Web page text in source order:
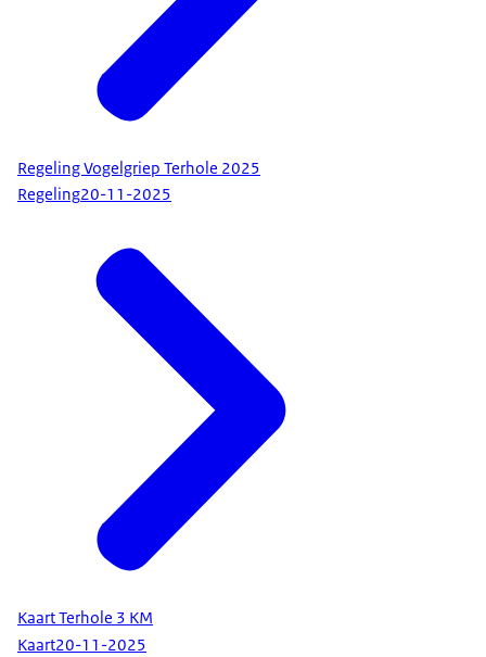
Regeling Vogelgriep Terhole 2025
Regeling20-11-2025
Kaart Terhole 3 KM
Kaart20-11-2025